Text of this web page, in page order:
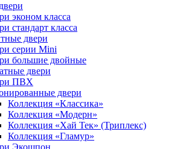
эконом класса
стандарт класса
двери
серии Mini
большие двойные
двери
ПВХ
двери
Коллекция «Классика»
Коллекция «Модерн»
Коллекция «Хай Тек» (Триплекс)
Коллекция «Гламур»
Экошпон